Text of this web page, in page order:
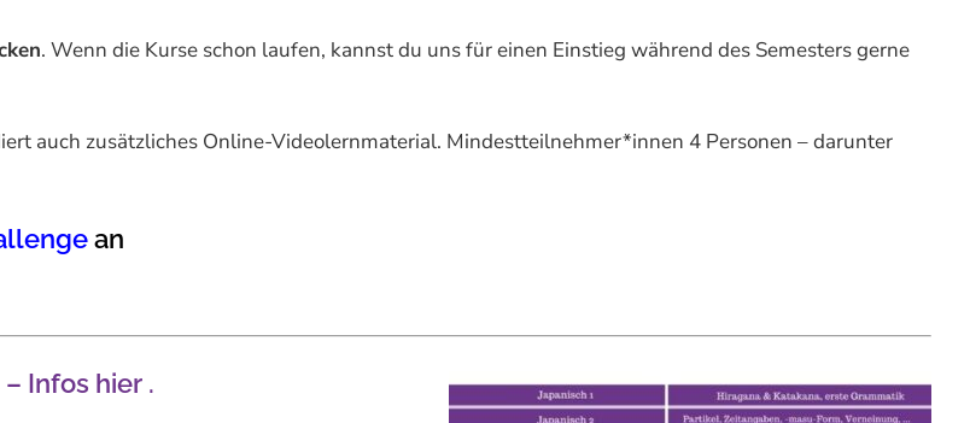
. Wenn die Kurse schon laufen, kannst du uns für einen Einstieg während des Semesters gerne
auch zusätzliches Online-Videolernmaterial. Mindestteilnehmer*innen 4 Personen – darunter
an
– Infos hier .